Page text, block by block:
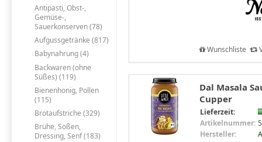
Antipasti, Obst-,
Gemüse-,
Sauerkonserven (78)
Aufgussgetränke (817)
Babynahrung (4)
Backwaren (ohne
Süßes) (119)
Bienenhonig, Pollen
(115)
Brotaufstriche (329)
Brühe, Soßen,
Dressing, Senf (183)
Wunschliste
Dal Masala
Cupper
Lieferzeit:
Artikelnummer:
Hersteller: